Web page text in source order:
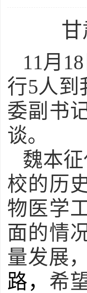
11月
行5人到
委副书
谈。
魏本
校的历
物医学
面的情况
量发展，
路， 希